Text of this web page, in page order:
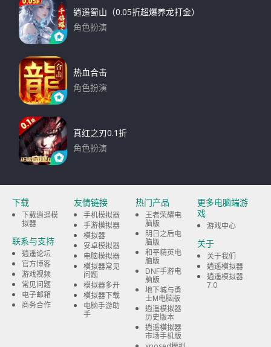
逍遥蜀山（0.05折超爆养龙打金）
角色扮演
热血合击
角色扮演
真红之刃0.1折
角色扮演
下载
下载逍遥模
拟器
联系与支持
逍遥论坛
官方博客
游戏视频
常见问题
电子邮箱
商务合作
友情链接
手机模拟器
手游模拟器
模拟器
安卓模拟器
电脑模拟器
模拟器常见
问题
模拟器多开
模拟器下载
电脑手游助
手
热门产品
王者荣耀电
脑版
明日之后电
脑版
和平精英电
脑版
DNF手游电
脑版
地下城与勇
士M电脑版
逍遥模拟器
历史版本
逍遥模拟器
市场手机版
更多电脑端游
戏
游戏中心
关于
关于我们
逍遥模拟器
逍遥模拟器
7.0